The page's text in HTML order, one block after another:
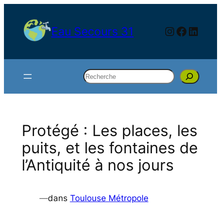
contenu
Eau Secours 31 Instagram
Rechercher
Protégé : Les places, les
puits, et les fontaines de
l’Antiquité à nos jours
—dans Toulouse Métropole